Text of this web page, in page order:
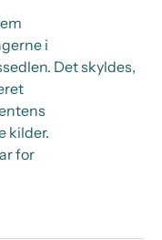
i
Det skyldes,
kilder.
for